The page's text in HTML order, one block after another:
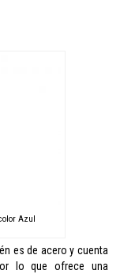
Azul
es de acero y cuenta
lo que ofrece una